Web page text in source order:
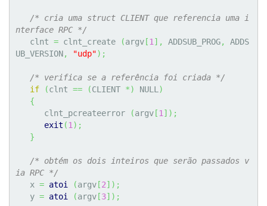
/* cria uma struct CLIENT que referencia uma i
nterface RPC */
   clnt
= clnt_create (argv [1 ] , ADDSUB_PROG,
ADDS
UB_VERSION, "udp") ;
/* verifica se a referência foi criada */
if
(clnt == (CLIENT *) NULL )
{
      clnt_pcreateerror
(argv [1 ] ) ;
exit (1 ) ;
}
/* obtém os dois inteiros que serão passados v
ia RPC */
   x
= atoi (argv [2] ) ;
   y
= atoi (argv [3] ) ;